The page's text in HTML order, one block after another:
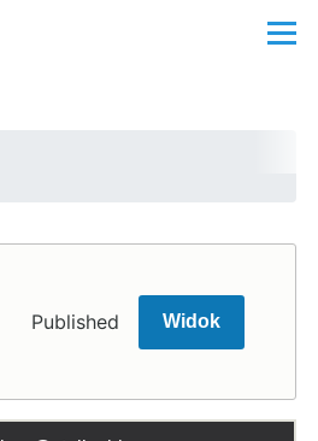
Menu
Published Widok